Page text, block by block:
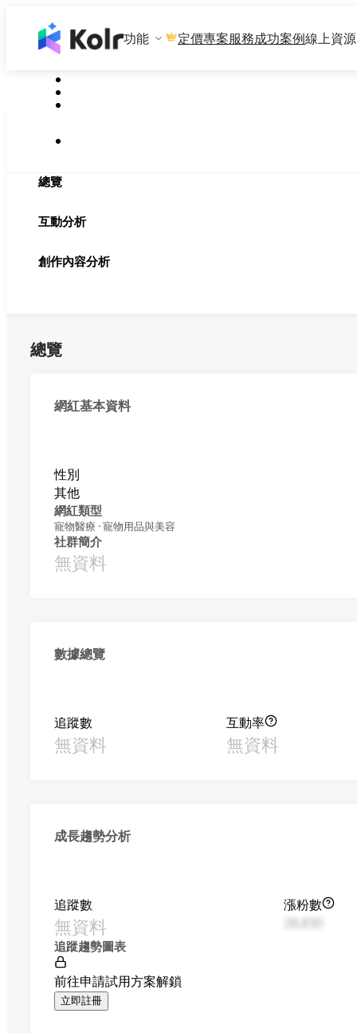
功能 定價專案服務成功案例線上資源
總覽
互動分析
創作內容分析
總覽
網紅基本資料
性別
其他
網紅類型
寵物醫療 · 寵物用品與美容
社群簡介
無資料
數據總覽
追蹤數
無資料
互動率
無資料
成長趨勢分析
追蹤數
無資料
漲粉數
追蹤趨勢圖表
前往申請試用方案解鎖
立即註冊